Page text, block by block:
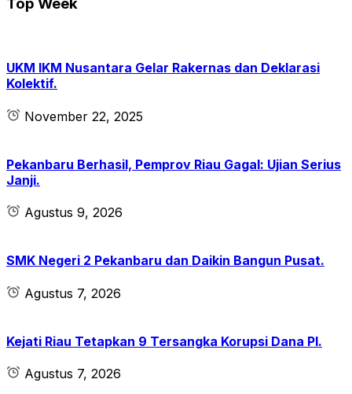
Top Week
UKM IKM Nusantara Gelar Rakernas dan Deklarasi
Kolektif.
November 22, 2025
Pekanbaru Berhasil, Pemprov Riau Gagal: Ujian Serius
Janji.
Agustus 9, 2026
SMK Negeri 2 Pekanbaru dan Daikin Bangun Pusat.
Agustus 7, 2026
Kejati Riau Tetapkan 9 Tersangka Korupsi Dana PI.
Agustus 7, 2026